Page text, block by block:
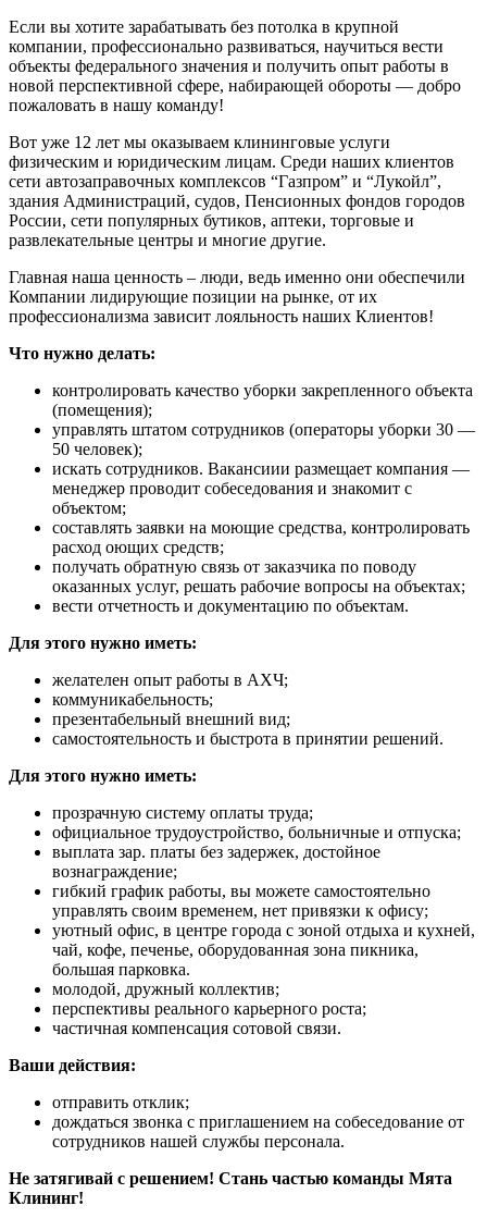
Если вы хотите зарабатывать без потолка в крупной
компании, профессионально развиваться, научиться вести
объекты федерального значения и получить опыт работы в
новой перспективной сфере, набирающей обороты — добро
пожаловать в нашу команду!
Вот уже 12 лет мы оказываем клининговые услуги
физическим и юридическим лицам. Среди наших клиентов
сети автозаправочных комплексов “Газпром” и “Лукойл”,
здания Администраций, судов, Пенсионных фондов городов
России, сети популярных бутиков, аптеки, торговые и
развлекательные центры и многие другие.
Главная наша ценность – люди, ведь именно они обеспечили
Компании лидирующие позиции на рынке, от их
профессионализма зависит лояльность наших Клиентов!
Что нужно делать:
контролировать качество уборки закрепленного объекта
(помещения);
управлять штатом сотрудников (операторы уборки 30 —
50 человек);
искать сотрудников. Вакансиии размещает компания —
менеджер проводит собеседования и знакомит с
объектом;
составлять заявки на моющие средства, контролировать
расход оющих средств;
получать обратную связь от заказчика по поводу
оказанных услуг, решать рабочие вопросы на объектах;
вести отчетность и документацию по объектам.
Для этого нужно иметь:
желателен опыт работы в АХЧ;
коммуникабельность;
презентабельный внешний вид;
самостоятельность и быстрота в принятии решений.
Для этого нужно иметь:
прозрачную систему оплаты труда;
официальное трудоустройство, больничные и отпуска;
выплата зар. платы без задержек, достойное
вознаграждение;
гибкий график работы, вы можете самостоятельно
управлять своим временем, нет привязки к офису;
уютный офис, в центре города с зоной отдыха и кухней,
чай, кофе, печенье, оборудованная зона пикника,
большая парковка.
молодой, дружный коллектив;
перспективы реального карьерного роста;
частичная компенсация сотовой связи.
Ваши действия:
отправить отклик;
дождаться звонка с приглашением на собеседование от
сотрудников нашей службы персонала.
Не затягивай с решением! Стань частью команды Мята
Клининг!